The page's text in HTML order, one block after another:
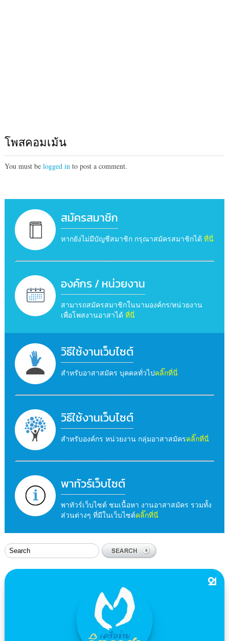
โพสคอมเม้น
You must be logged into post a comment.
สมัครสมาชิก
หากยังไม่มีบัญชีสมาชิก กรุณาสมัครสมาชิกได้ ที่นี่
องค์กร / หน่วยงาน
สามารถสมัครสมาชิกในนามองค์กร/หน่วยงาน
เพื่อโพสงานอาสาได้ ที่นี่
วิธีใช้งานเว็บไซต์
สำหรับอาสาสมัคร บุคคลทั่วไปคลิ๊กที่นี่
วิธีใช้งานเว็บไซต์
สำหรับองค์กร หน่วยงาน กลุ่มอาสาสมัครคลิ๊กที่นี่
พาทัวร์เว็บไซต์
พาทัวร์เว็บไซต์ ชมเนื้อหา งานอาสาสมัคร รวมทั้ง
ส่วนต่างๆ ที่มีในเว็บไซต์คลิ๊กที่นี่